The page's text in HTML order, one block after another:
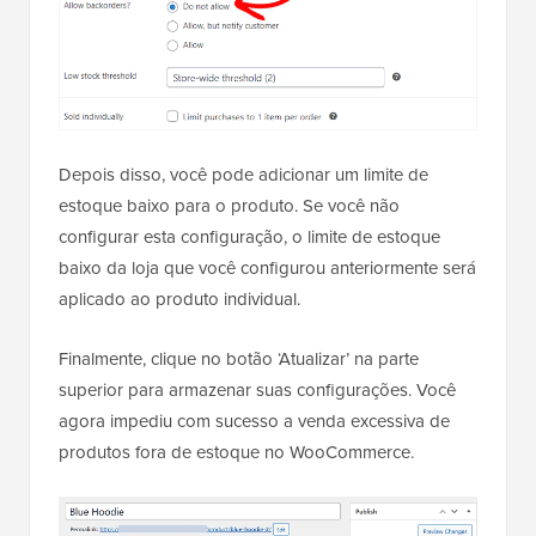
Depois disso, você pode adicionar um limite de
estoque baixo para o produto. Se você não
configurar esta configuração, o limite de estoque
baixo da loja que você configurou anteriormente será
aplicado ao produto individual.
Finalmente, clique no botão ‘Atualizar’ na parte
superior para armazenar suas configurações. Você
agora impediu com sucesso a venda excessiva de
produtos fora de estoque no WooCommerce.